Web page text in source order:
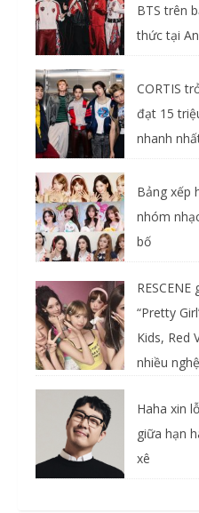
BTS trên
thức tại
CORTIS
đạt 15
nhanh
Bảng xếp
nhóm
bố
“Pretty
Kids, Red
nhiều
Haha xin
giữa hạn
xê